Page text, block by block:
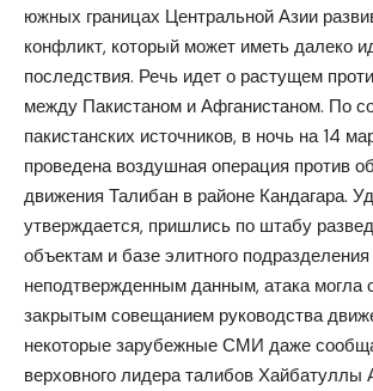
южных границах Центральной Азии
конфликт, который может иметь далеко
последствия. Речь идет о растущем
между Пакистаном и Афганистаном. По
пакистанских источников, в ночь на 14
проведена воздушная операция против
движения Талибан в районе Кандагара.
утверждается, пришлись по штабу
объектам и базе элитного
неподтвержденным данным, атака могла
закрытым совещанием руководства
некоторые зарубежные СМИ даже
верховного лидера талибов Хайбатуллы